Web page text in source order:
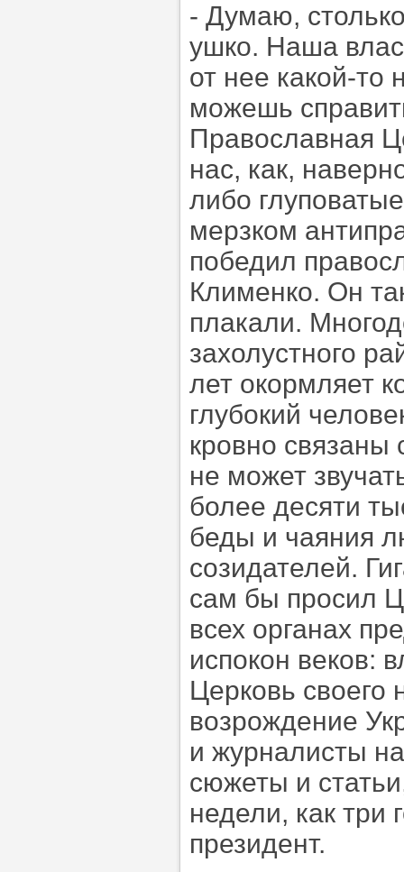
- Думаю,
ушко. Наша
от нее какой-то
можешь
Православная
нас, как,
либо
мерзком
победил
Клименко. Он
плакали.
захолустного
лет окормляет
глубокий
кровно
не может
более десяти
беды и чаяния
созидателей.
сам бы просил
всех органах
испокон веков:
Церковь своего
возрождение
и журналисты
сюжеты и
недели, как
президент.